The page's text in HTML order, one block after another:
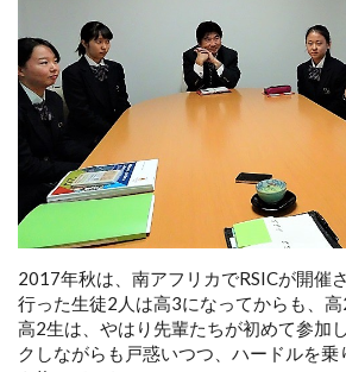
2017年秋は、南アフリカでRSICが開催
行った生徒2人は高3になってからも、高
高2生は、やはり先輩たちが初めて参加
クしながらも戸惑いつつ、ハードルを